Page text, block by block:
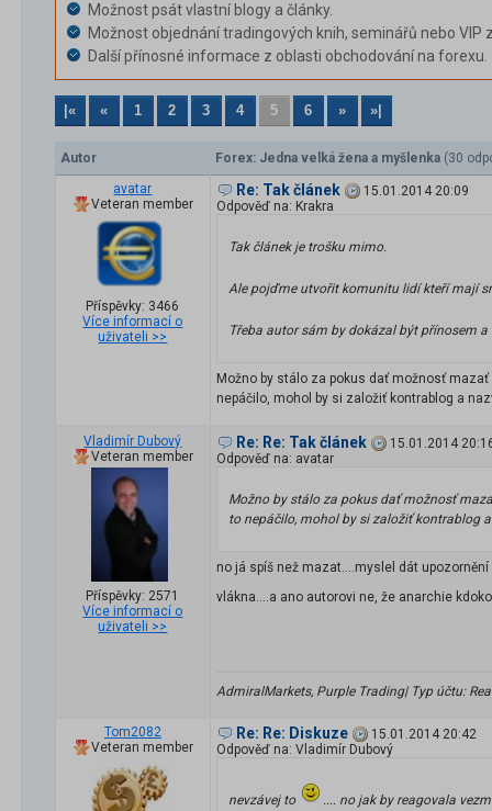
Možnost psát vlastní blogy a články.
Možnost objednání tradingových knih, seminářů nebo VIP
Další přínosné informace z oblasti obchodování na forexu.
|« « 1 2 3 4 5 6 » »|
Autor Forex: Jedna velká žena a myšlenka (30
avatar
Veteran member
Příspěvky: 3466
Více informací o
uživateli >>
Re: Tak článek
15.01.2014 20:09
Odpověď na: Krakra
Tak článek je trošku mimo.
Ale pojďme utvořit komunitu lidí kteří mají
Třeba autor sám by dokázal být přínosem
Možno by stálo za pokus dať možnosť
nepáčilo, mohol by si založiť kontrablog a
Vladimír Dubový
Veteran member
Příspěvky: 2571
Více informací o
uživateli >>
Re: Re: Tak článek
15.01.2014
Odpověď na: avatar
Možno by stálo za pokus dať možnosť
to nepáčilo, mohol by si založiť kontrablog
no já spíš než mazat....myslel dát
vlákna....a ano autorovi ne, že anarchie
AdmiralMarkets, Purple Trading| Typ účtu:
Tom2082
Veteran member
Re: Re: Diskuze
15.01.2014 20:42
Odpověď na: Vladimír Dubový
nevzávej to
.... no jak by reagovala